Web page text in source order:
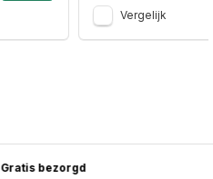
Vergelijk
Gratis bezorgd